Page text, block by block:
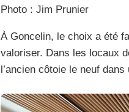
Photo : Jim Prunier
À Goncelin, le choix a été
valoriser. Dans les locaux
l’ancien côtoie le neuf